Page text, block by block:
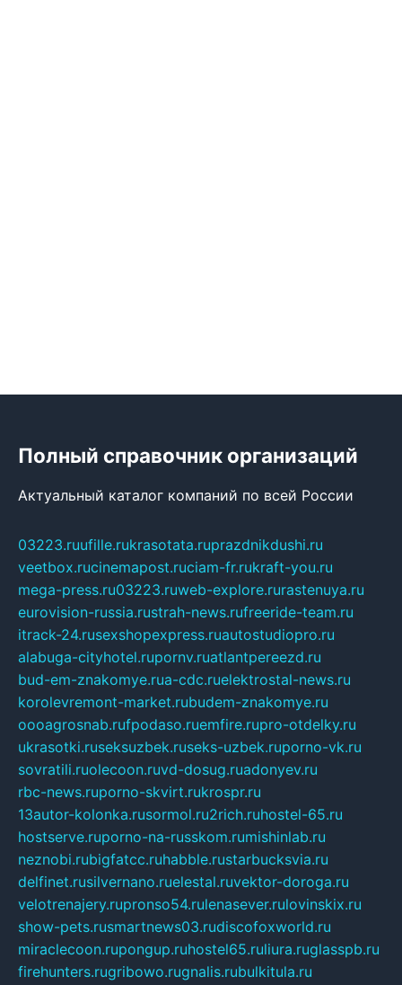
Полный справочник организаций
Актуальный каталог компаний по всей России
03223.ruufille.rukrasotata.ruprazdnikdushi.ru
veetbox.rucinemapost.ruciam-fr.rukraft-you.ru
mega-press.ru03223.ruweb-explore.rurastenuya.ru
eurovision-russia.rustrah-news.rufreeride-team.ru
itrack-24.rusexshopexpress.ruautostudiopro.ru
alabuga-cityhotel.rupornv.ruatlantpereezd.ru
bud-em-znakomye.rua-cdc.ruelektrostal-news.ru
korolevremont-market.rubudem-znakomye.ru
oooagrosnab.rufpodaso.ruemfire.rupro-otdelky.ru
ukrasotki.ruseksuzbek.ruseks-uzbek.ruporno-vk.ru
sovratili.ruolecoon.ruvd-dosug.ruadonyev.ru
rbc-news.ruporno-skvirt.rukrospr.ru
13autor-kolonka.rusormol.ru2rich.ruhostel-65.ru
hostserve.ruporno-na-russkom.rumishinlab.ru
neznobi.rubigfatcc.ruhabble.rustarbucksvia.ru
delfinet.rusilvernano.ruelestal.ruvektor-doroga.ru
velotrenajery.rupronso54.rulenasever.rulovinskix.ru
show-pets.rusmartnews03.rudiscofoxworld.ru
miraclecoon.rupongup.ruhostel65.ruliura.ruglasspb.ru
firehunters.rugribowo.rugnalis.rubulkitula.ru